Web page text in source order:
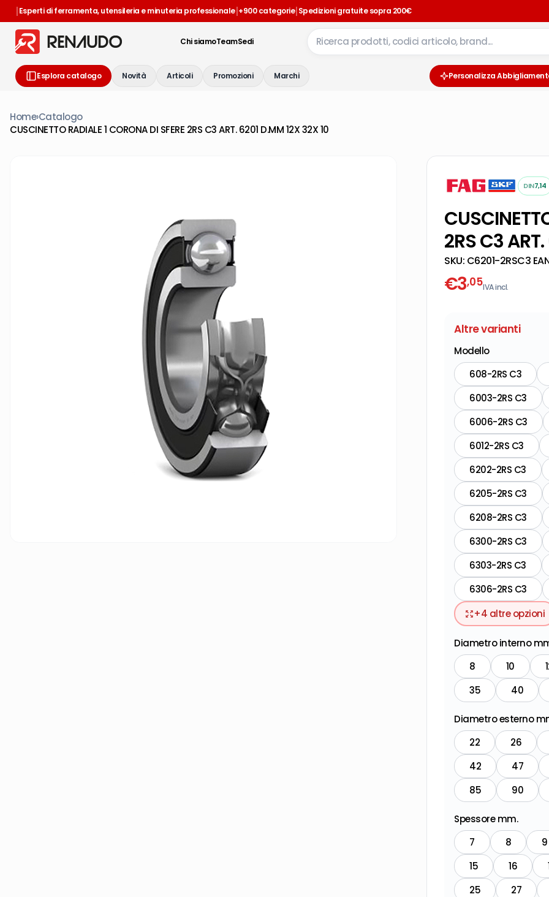
|Esperti di ferramenta, utensileria e minuteria professionale|+900 categorie|Spedizioni gratuite sopra 200€
Chi siamoTeamSedi
Esplora catalogo Novità Articoli Promozioni Marchi Personalizza
Home›Catalogo
CUSCINETTO RADIALE 1 CORONA DI SFERE 2RS C3 ART. 6201 D.MM 12X 32X 10
DIN7,14
2RS C3
SKU: C6201-2RSC3
€3,05IVA incl.
Altre varianti
Modello
608-2RS C3
6003-2RS C3
6006-2RS C3
6012-2RS C3
6202-2RS C3
6205-2RS C3
6208-2RS C3
6300-2RS C3
6303-2RS C3
6306-2RS C3
+4 altre opzioni
Diametro interno
8 10
35
40
Diametro esterno
22 26
42
47
85
90
Spessore mm.
7 8 9
15
16
25
27